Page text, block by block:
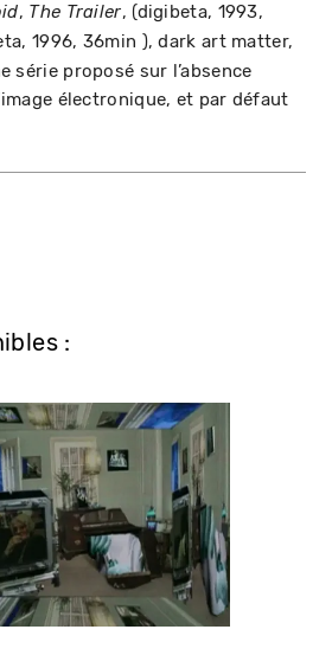
, The Trailer, (digibeta, 1993,
1996, 36min ), dark art matter,
série proposé sur l’absence
électronique, et par défaut
: